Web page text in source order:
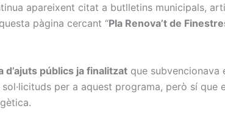
apareixent citat a butlletins municipals,
pàgina cercant “Pla Renova’t de
d’ajuts públics ja finalitzat que subvencionava
per a aquest programa, però sí que